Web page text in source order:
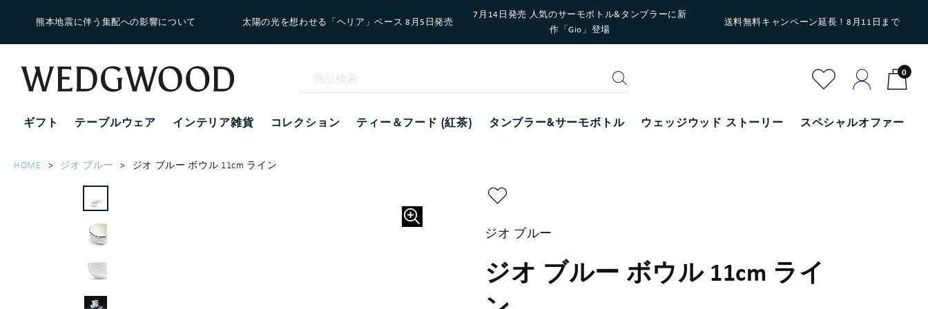
熊本地震に伴う集配への影響について 太陽の光を想わせる「ヘリア」ベース 8月5日発売
7月14日発売 人気のサーモボトル&タンブラーに新
作「Gio」登場
送料無料キャンペーン延長！8月11日まで
0
ギフト テーブルウェア インテリア雑貨 コレクション ティー＆フード (紅茶) タンブラー&サーモボトル ウェッジウッド ストーリー スペシャルオファー
HOME ジオ ブルー ジオ ブルー ボウル 11cm ライン
ジオ ブルー
ジオ ブルー ボウル 11cm ライ